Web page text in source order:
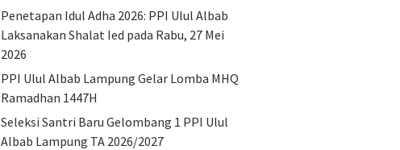
Penetapan Idul Adha 2026: PPI Ulul Albab
Laksanakan Shalat Ied pada Rabu, 27 Mei
2026
PPI Ulul Albab Lampung Gelar Lomba MHQ
Ramadhan 1447H
Seleksi Santri Baru Gelombang 1 PPI Ulul
Albab Lampung TA 2026/2027